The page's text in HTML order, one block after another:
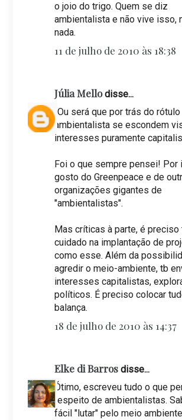
o joio do trigo. Quem se diz
ambientalista e não vive isso,
nada.
11 de julho de 2010 às 18:38
Júlia Mellodisse...
"Ou será que por trás do rótulo
ambientalista se escondem
interesses puramente
Foi o que sempre pensei! Por
gosto do Greenpeace e de
organizações gigantes de
"ambientalistas".
Mas críticas à parte, é preciso
cuidado na implantação de
como esse. Além da
agredir o meio-ambiente, tb
interesses capitalistas,
políticos. É preciso colocar
balança.
18 de julho de 2010 às 14:37
Elke di Barrosdisse...
Ótimo, escreveu tudo o que
respeito de ambientalistas.
fácil "lutar" pelo meio ambiente